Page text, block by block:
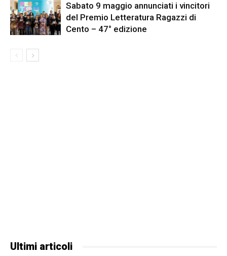
Sabato 9 maggio annunciati i vincitori
del Premio Letteratura Ragazzi di
Cento – 47° edizione
Ultimi articoli